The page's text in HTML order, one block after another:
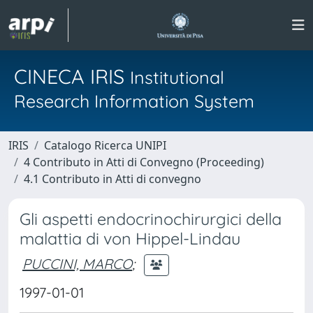
CINECA IRIS Institutional
Research Information System
IRIS
Catalogo Ricerca UNIPI
4 Contributo in Atti di Convegno (Proceeding)
4.1 Contributo in Atti di convegno
Gli aspetti endocrinochirurgici della
malattia di von Hippel-Lindau
PUCCINI, MARCO;
1997-01-01